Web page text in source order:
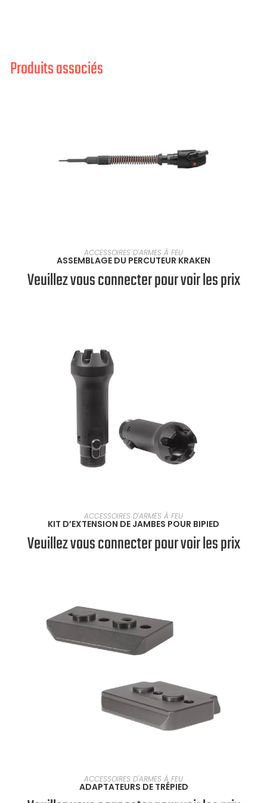
Produits associés
SÉLECTIONNER UNE OPTION
ACCESSOIRES D'ARMES À FEU
ASSEMBLAGE DU PERCUTEUR KRAKEN
Veuillez vous connecter pour voir les prix
EN SAVOIR PLUS
ACCESSOIRES D'ARMES À FEU
KIT D’EXTENSION DE JAMBES POUR BIPIED
Veuillez vous connecter pour voir les prix
VOIR LES PRODUITS
ACCESSOIRES D'ARMES À FEU
ADAPTATEURS DE TRÉPIED